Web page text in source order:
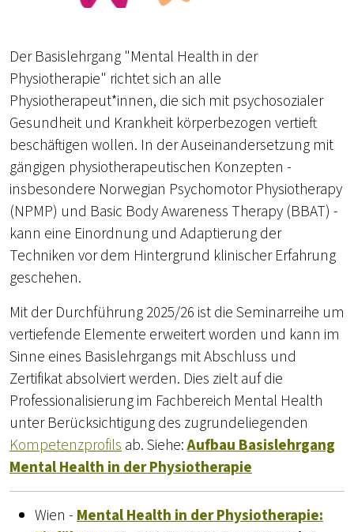
Der Basislehrgang "Mental Health in der
Physiotherapie" richtet sich an alle
Physiotherapeut*innen, die sich mit psychosozialer
Gesundheit und Krankheit körperbezogen vertieft
beschäftigen wollen. In der Auseinandersetzung mit
gängigen physiotherapeutischen Konzepten -
insbesondere Norwegian Psychomotor Physiotherapy
(NPMP) und Basic Body Awareness Therapy (BBAT) -
kann eine Einordnung und Adaptierung der
Techniken vor dem Hintergrund klinischer Erfahrung
geschehen.
Mit der Durchführung 2025/26 ist die Seminarreihe um
vertiefende Elemente erweitert worden und kann im
Sinne eines Basislehrgangs mit Abschluss und
Zertifikat absolviert werden. Dies zielt auf die
Professionalisierung im Fachbereich Mental Health
unter Berücksichtigung des zugrundeliegenden
Kompetenzprofilsab. Siehe:Aufbau Basislehrgang
Mental Health in der Physiotherapie
Wien -Mental Health in der Physiotherapie: